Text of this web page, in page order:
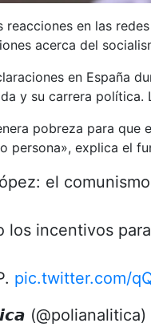
reacciones en las
acerca del
en España
y su carrera política.
pobreza para
persona», explica el
el
los incentivos
pic.twitter.com/
(@polianalitica)